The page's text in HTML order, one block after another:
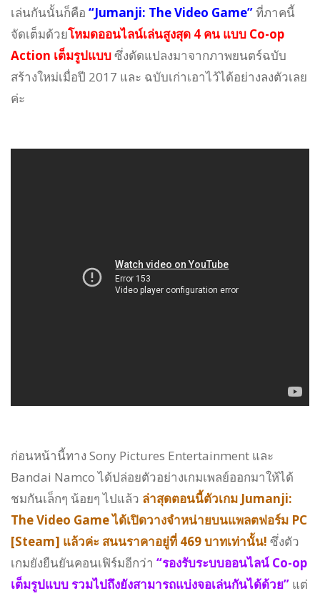
เล่นกันนั้นก็คือ “Jumanji: The Video Game”ที่ภาคนี้
จัดเต็มด้วยโหมดออนไลน์เล่นสูงสุด 4 คน แบบ Co-op
Action เต็มรูปแบบซึ่งดัดแปลงมาจากภาพยนตร์ฉบับ
สร้างใหม่เมื่อปี 2017 และ ฉบับเก่าเอาไว้ได้อย่างลงตัวเลย
ค่ะ
ก่อนหน้านี้ทาง Sony Pictures Entertainment และ
Bandai Namco ได้ปล่อยตัวอย่างเกมเพลย์ออกมาให้ได้
ชมกันเล็กๆ น้อยๆ ไปแล้ว ล่าสุดตอนนี้ตัวเกม Jumanji:
The Video Game ได้เปิดวางจำหน่ายบนแพลตฟอร์ม PC
[Steam] แล้วค่ะ สนนราคาอยู่ที่ 469 บาทเท่านั้น! ซึ่งตัว
เกมยังยืนยันคอนเฟิร์มอีกว่า “รองรับระบบออนไลน์ Co-op
เต็มรูปแบบ รวมไปถึงยังสามารถแบ่งจอเล่นกันได้ด้วย” แต่